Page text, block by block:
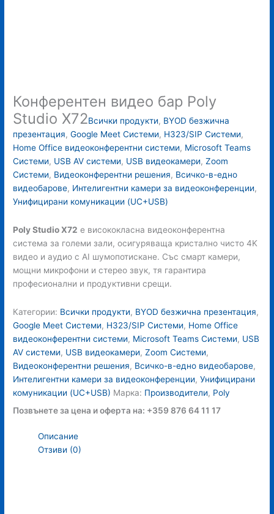
Конферентен видео бар Poly
Studio X72Всички продукти, BYOD безжична
презентация,Google Meet Системи, H323/SIP Системи,
Home Office видеоконферентни системи, Microsoft Teams
Системи, USB AV системи, USB видеокамери,Zoom
Системи, Видеоконферентни решения, Всичко-в-едно
видеобарове, Интелигентни камери за видеоконференции,
Унифицирани комуникации (UC+USB)
Poly Studio X72 е висококласна видеоконферентна
система за големи зали, осигуряваща кристално чисто 4K
видео и аудио с AI шумопотискане. Със смарт камери,
мощни микрофони и стерео звук, тя гарантира
професионални и продуктивни срещи.
Категории: Всички продукти, BYOD безжична презентация,
Google Meet Системи, H323/SIP Системи, Home Office
видеоконферентни системи, Microsoft Teams Системи, USB
AV системи, USB видеокамери,Zoom Системи,
Видеоконферентни решения, Всичко-в-едно видеобарове,
Интелигентни камери за видеоконференции,Унифицирани
комуникации (UC+USB) Марка: Производители, Poly
Позвънете за цена и оферта на: +359 876 64 11 17
Описание
Отзиви (0)